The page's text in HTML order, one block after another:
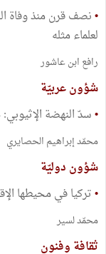
•نصف قرن منذ وفاة
لعلماء مثله
رافع ابن عاشور
شؤون عربيّة
•سدّ النهضة
محمّد إبراهيم الحصايري
شؤون دوليّة
•تركيا في محيطها
محمّد لسير
ثقافة وفنون